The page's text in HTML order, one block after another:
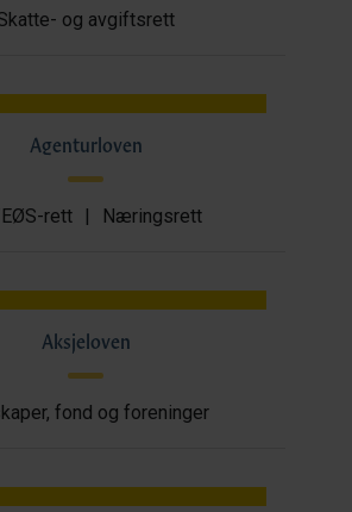
og avgiftsrett
Agenturloven
rett | Næringsrett
Aksjeloven
fond og foreninger